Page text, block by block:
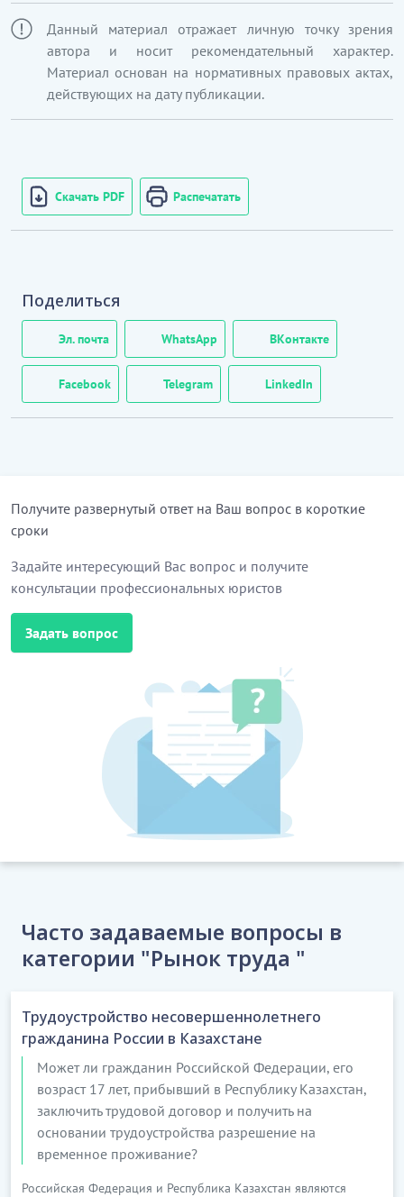
Данный материал отражает личную точку зрения
автора и носит рекомендательный характер.
Материал основан на нормативных правовых актах,
действующих на дату публикации.
Скачать PDF Распечатать
Поделиться
Эл. почта WhatsApp ВКонтакте
Facebook Telegram LinkedIn
Получите развернутый ответ на Ваш вопрос в короткие
сроки
Задайте интересующий Вас вопрос и получите
консультации профессиональных юристов
Задать вопрос
Часто задаваемые вопросы в
категории "Рынок труда "
Трудоустройство несовершеннолетнего
гражданина России в Казахстане
Может ли гражданин Российской Федерации, его
возраст 17 лет, прибывший в Республику Казахстан,
заключить трудовой договор и получить на
основании трудоустройства разрешение на
временное проживание?
Российская Федерация и Республика Казахстан являются